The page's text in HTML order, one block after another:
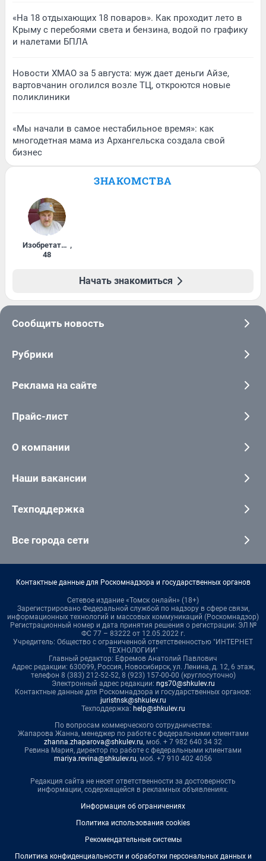
«На 18 отдыхающих 18 поваров». Как проходит лето в
Крыму с перебоями света и бензина, водой по графику
и налетами БПЛА
Новости ХМАО за 5 августа: муж дает деньги Айзе,
вартовчанин оголился возле ТЦ, откроются новые
поликлиники
«Мы начали в самое нестабильное время»: как
многодетная мама из Архангельска создала свой
бизнес
ЗНАКОМСТВА
Изобретатель ,
48
Начать знакомиться
Сообщить новость
Рубрики
Реклама на сайте
Прайс-лист
О компании
Наши вакансии
Техподдержка
Все города сети
Контактные данные для Роскомнадзора и государственных органов
Сетевое издание «Томск онлайн» (18+)
Зарегистрировано Федеральной службой по надзору в сфере связи,
информационных технологий и массовых коммуникаций (Роскомнадзор)
Регистрационный номер и дата принятия решения о регистрации: ЭЛ №
ФС 77 – 83222 от 12.05.2022 г.
Учредитель: Общество с ограниченной ответственностью "ИНТЕРНЕТ
ТЕХНОЛОГИИ"
Главный редактор: Ефремов Анатолий Павлович
Адрес редакции: 630099, Россия, Новосибирск, ул. Ленина, д. 12, 6 этаж,
телефон 8 (383) 212-52-52, 8 (923) 157-00-00 (круглосуточно)
Электронный адрес редакции: ngs70@shkulev.ru
Контактные данные для Роскомнадзора и государственных органов:
juristnsk@shkulev.ru
Техподдержка: help@shkulev.ru
По вопросам коммерческого сотрудничества:
Жапарова Жанна, менеджер по работе с федеральными клиентами
zhanna.zhaparova@shkulev.ru, моб. + 7 982 640 34 32
Ревина Мария, директор по работе с федеральными клиентами
mariya.revina@shkulev.ru, моб. +7 910 402 4056
Редакция сайта не несет ответственности за достоверность
информации, содержащейся в рекламных объявлениях.
Информация об ограничениях
Политика использования cookies
Рекомендательные системы
Политика конфиденциальности и обработки персональных данных и